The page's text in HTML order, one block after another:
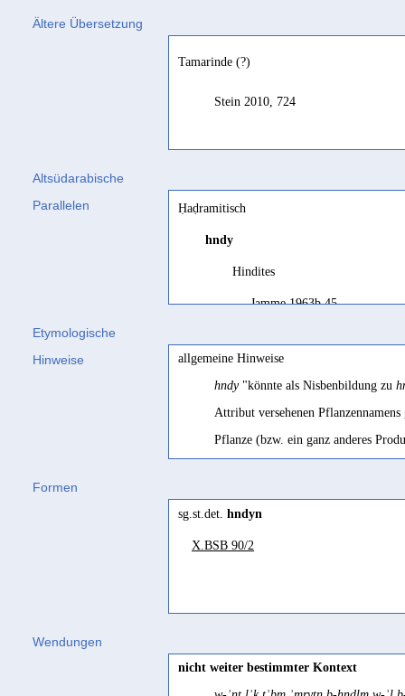
Ältere Übersetzung
Tamarinde (?)
Stein 2010, 724
Altsüdarabische
Parallelen
Ḥaḍramitisch
hndy
Hindites
Jamme 1963b 45
Bron 1986 96; Pirenne 1990
Etymologische
Hinweise
allgemeine Hinweise
hndy"könnte als Nisbenbildung zu
Attribut versehenen
Pflanze (bzw. ein ganz anderes
Jibbali
hɛnd(Wz. hnd
Formen
sg.st.det. hndyn
X.BSB 90/2
Wendungen
nicht weiter bestimmter Kontext